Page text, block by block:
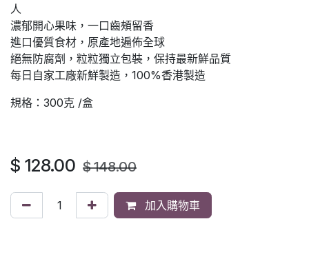
人
濃郁開心果味，一口齒頰留香
進口優質食材，原產地遍佈全球
絕無防腐劑，粒粒獨立包裝，保持最新鮮品質
每日自家工廠新鮮製造，100%香港製造
規格：300克 /盒
$ 128.00 $148.00
加入購物車